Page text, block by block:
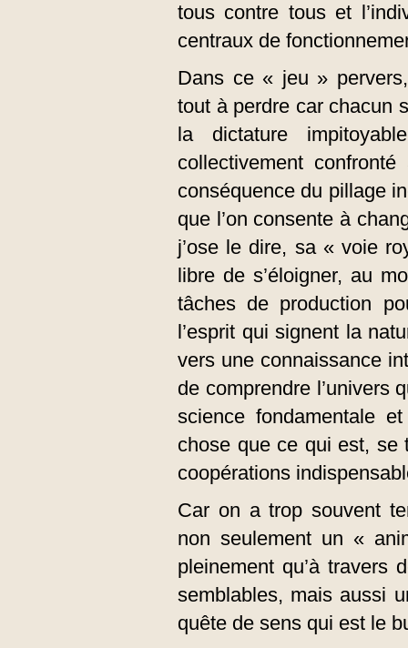
tous contre tous et
centraux de
Dans ce « jeu »
tout à perdre car chacun
la dictature
collectivement
conséquence du pillage
que l’on consente à
j’ose le dire, sa « voie
libre de s’éloigner, au
tâches de production
l’esprit qui signent la
vers une connaissance
de comprendre l’univers
science fondamentale
chose que ce qui est, se
coopérations
Car on a trop souvent
non seulement un «
pleinement qu’à travers
semblables, mais aussi
quête de sens qui est le